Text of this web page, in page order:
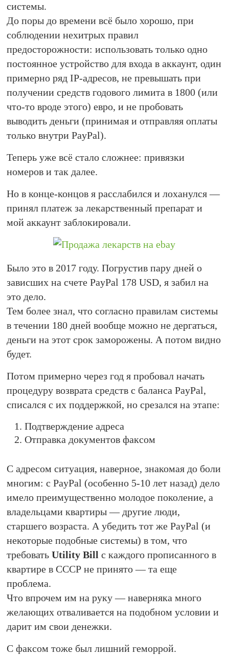
системы.
До поры до времени всё было хорошо, при
соблюдении нехитрых правил
предосторожности: использовать только одно
постоянное устройство для входа в аккаунт, один
примерно ряд IP-адресов, не превышать при
получении средств годового лимита в 1800 (или
что-то вроде этого) евро, и не пробовать
выводить деньги (принимая и отправляя оплаты
только внутри PayPal).
Теперь уже всё стало сложнее: привязки
номеров и так далее.
Но в конце-концов я расслабился и лоханулся —
принял платеж за лекарственный препарат и
мой аккаунт заблокировали.
Было это в 2017 году. Погрустив пару дней о
зависших на счете PayPal 178 USD, я забил на
это дело.
Тем более знал, что согласно правилам системы
в течении 180 дней вообще можно не дергаться,
деньги на этот срок заморожены. А потом видно
будет.
Потом примерно через год я пробовал начать
процедуру возврата средств с баланса PayPal,
списался с их поддержкой, но срезался на этапе:
Подтверждение адреса
Отправка документов факсом
С адресом ситуация, наверное, знакомая до боли
многим: с PayPal (особенно 5-10 лет назад) дело
имело преимущественно молодое поколение, а
владельцами квартиры — другие люди,
старшего возраста. А убедить тот же PayPal (и
некоторые подобные системы) в том, что
требоватьUtility Bill с каждого прописанного в
квартире в СССР не принято — та еще
проблема.
Что впрочем им на руку — наверняка много
желающих отваливается на подобном условии и
дарит им свои денежки.
С факсом тоже был лишний геморрой.